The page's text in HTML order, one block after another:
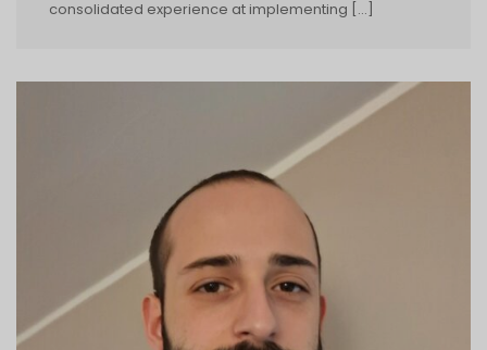
consolidated experience at implementing […]